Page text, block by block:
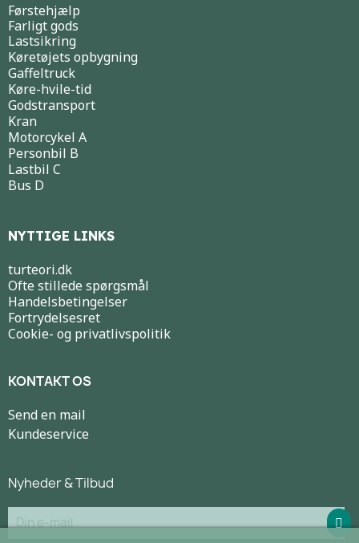
Førstehjælp
Farligt gods
Lastsikring
Køretøjets opbygning
Gaffeltruck
Køre-hvile-tid
Godstransport
Kran
Motorcykel A
Personbil B
Lastbil C
Bus D
NYTTIGE LINKS
turteori.dk
Ofte stillede spørgsmål
Handelsbetingelser
Fortrydelsesret
Cookie- og privatlivspolitik
KONTAKT OS
Send en mail
Kundeservice
Nyheder & Tilbud